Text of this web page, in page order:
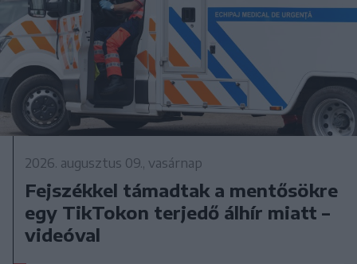
2026. augusztus 09., vasárnap
Fejszékkel támadtak a mentősökre
egy TikTokon terjedő álhír miatt –
videóval